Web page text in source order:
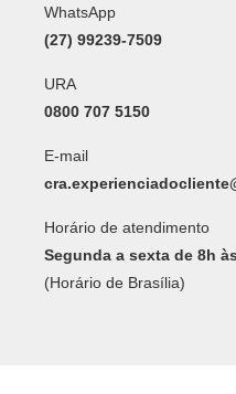
WhatsApp
(27) 99239-7509
URA
0800 707 5150
E-mail
Horário de atendimento
Segunda a sexta de 8h
(Horário de Brasília)